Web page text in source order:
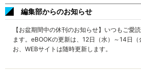
編集部からのお知らせ
【お盆期間中の休刊のお知らせ】いつもご愛
ます。eBOOKの更新は、12日（水）～14日
お、WEBサイトは随時更新します。